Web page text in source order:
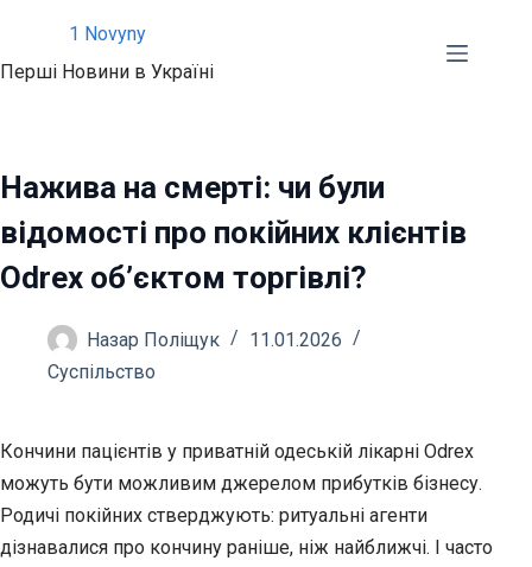
вмісту
1 Novyny
Перші Новини в Україні
Нажива на смерті: чи були
відомості про покійних клієнтів
Odrex об’єктом торгівлі?
Назар Поліщук
11.01.2026
Суспільство
Кончини пацієнтів у приватній одеській лікарні Odrex
можуть бути можливим джерелом прибутків бізнесу.
Родичі покійних стверджують: ритуальні агенти
дізнавалися про кончину раніше, ніж найближчі. І часто